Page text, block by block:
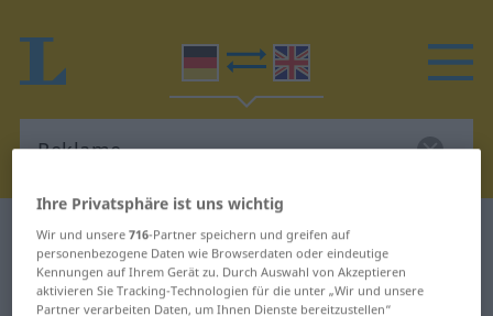
Deutsch-Englisch Wörterbuch Reklame…
Deutsch-Englisch Übersetzung für
"Reklame…"
Ihre Privatsphäre ist uns wichtig
Wir und unsere716-Partner speichern und greifen auf
personenbezogene Daten wie Browserdaten oder eindeutige
Kennungen auf Ihrem Gerät zu. Durch Auswahl von Akzeptieren
aktivieren Sie Tracking-Technologien für die unter „Wir und unsere
Partner verarbeiten Daten, um Ihnen Dienste bereitzustellen“